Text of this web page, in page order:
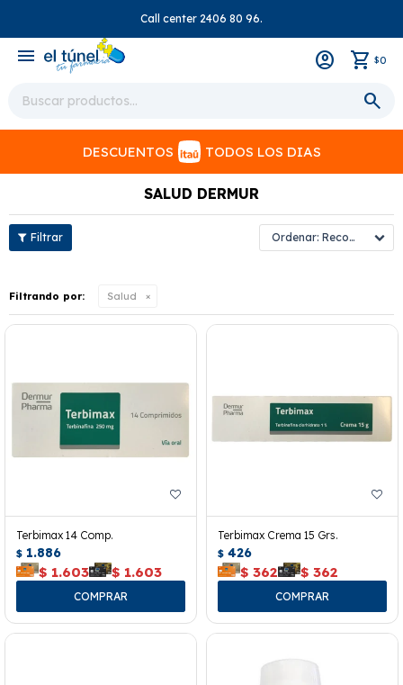
Call center 2406 80 96.
menu $0
DESCUENTOS TODOS LOS DIAS
SALUD DERMUR
Recomendados
Filtrando por: Salud
Terbimax 14 Comp.
$ 1.886
$ 1.603 $ 1.603
Terbimax Crema 15 Grs.
$ 426
$ 362 $ 362
close